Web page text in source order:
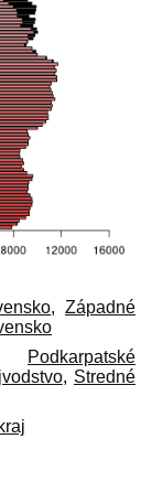
, Západné
Podkarpatské
, Stredné